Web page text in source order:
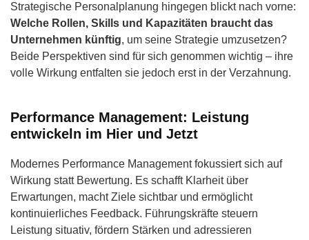
Strategische Personalplanung hingegen blickt nach vorne:
Welche Rollen, Skills und Kapazitäten braucht das
Unternehmen künftig, um seine Strategie umzusetzen?
Beide Perspektiven sind für sich genommen wichtig – ihre
volle Wirkung entfalten sie jedoch erst in der Verzahnung.
Performance Management: Leistung
entwickeln im Hier und Jetzt
Modernes Performance Management fokussiert sich auf
Wirkung statt Bewertung. Es schafft Klarheit über
Erwartungen, macht Ziele sichtbar und ermöglicht
kontinuierliches Feedback. Führungskräfte steuern
Leistung situativ, fördern Stärken und adressieren